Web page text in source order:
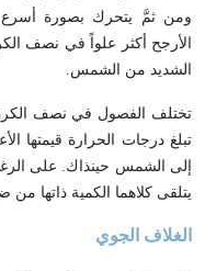
ومن ثمَّ يتحرك بصورة أسرع
الأرجح أكثر علواً في نصف
الشديد من الشمس.
تختلف الفصول في نصف
تبلغ درجات الحرارة قيمتها
إلى الشمس حينذاك. على
يتلقى كلاهما الكمية ذاتها
الغلاف الجوي